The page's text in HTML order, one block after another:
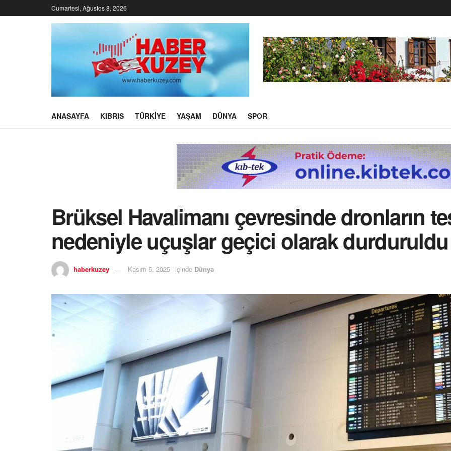
Cumartesi, Ağustos 8, 2026
ANASAYFA KIBRIS TÜRKIYE YAŞAM DÜNYA SPOR
Brüksel Havalimanı çevresinde dronların
nedeniyle uçuşlar geçici olarak durduruldu
haberkuzey Kasım 5, 2025 içinde Dünya